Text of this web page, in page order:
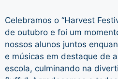
Celebramos o “Harvest
de outubro e foi um
nossos alunos juntos
e músicas em destaque de
escola, culminando na